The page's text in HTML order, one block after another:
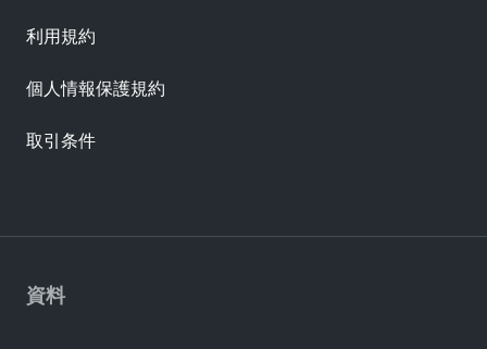
資料
利用規約
個人情報保護規約
取引条件